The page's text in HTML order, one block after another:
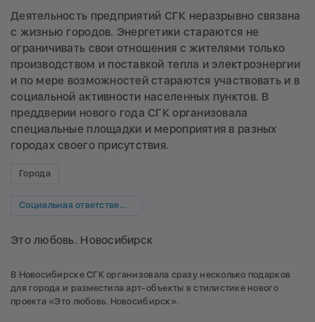
Деятельность предприятий СГК неразрывно связана
с жизнью городов. Энергетики стараются не
ограничивать свои отношения с жителями только
производством и поставкой тепла и электроэнергии
и по мере возможностей стараются участвовать и в
социальной активности населенных пунктов. В
преддверии нового года СГК организовала
специальные площадки и мероприятия в разных
городах своего присутствия.
Города
Социальная ответственность
Это любовь. Новосибирск
В Новосибирске СГК организовала сразу несколько подарков
для города и разместила арт-объекты в стилистике нового
проекта «Это любовь. Новосибирск».